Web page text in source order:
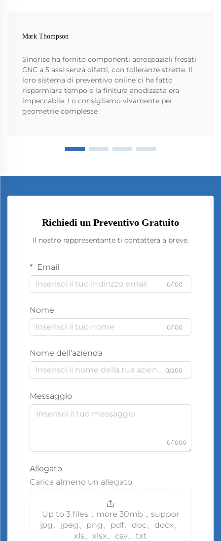
Mark Thompson
Sinorise ha fornito componenti aerospaziali fresati
CNC a 5 assi senza difetti, con tolleranze strette. Il
loro sistema di preventivo online ci ha fatto
risparmiare tempo e la finitura anodizzata era
impeccabile. Lo consigliamo vivamente per
geometrie complesse
Richiedi un Preventivo Gratuito
Il nostro rappresentante ti contatterà a breve.
Email
0/100
Nome
0/100
Nome dell'azienda
0/200
Messaggio
0/1000
Allegato
Carica almeno un allegato
Up to 3 files，more 30mb，suppor
jpg、jpeg、png、pdf、doc、docx、
xls、xlsx、csv、txt